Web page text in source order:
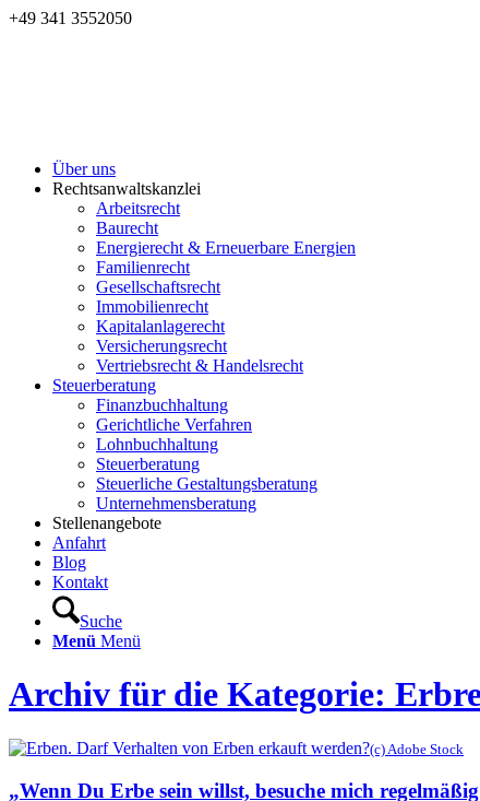
+49 341 3552050
Über uns
Rechtsanwaltskanzlei
Arbeitsrecht
Baurecht
Energierecht & Erneuerbare Energien
Familienrecht
Gesellschaftsrecht
Immobilienrecht
Kapitalanlagerecht
Versicherungsrecht
Vertriebsrecht & Handelsrecht
Steuerberatung
Finanzbuchhaltung
Gerichtliche Verfahren
Lohnbuchhaltung
Steuerberatung
Steuerliche Gestaltungsberatung
Unternehmensberatung
Stellenangebote
Anfahrt
Blog
Kontakt
Suche
Menü Menü
Archiv für die Kategorie:
(c) Adobe Stock
„Wenn Du Erbe sein willst, besuche mich